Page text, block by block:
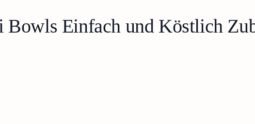
Bowls Einfach und Köstlich